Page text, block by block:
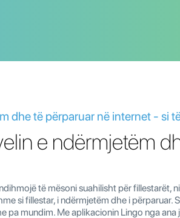
dhe të përparuar në internet - si
e ndërmjetëm
të mësoni suahilisht për fillestarët,
si fillestar, i ndërmjetëm dhe i përparuar.
pa mundim. Me aplikacionin Lingo nga